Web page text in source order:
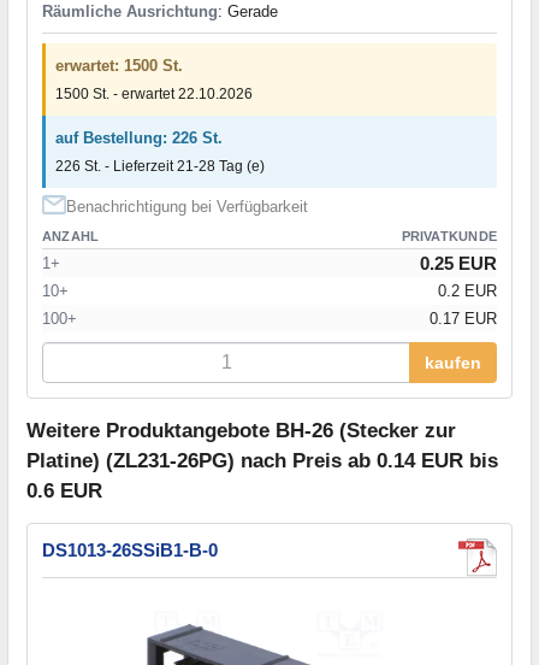
Räumliche Ausrichtung: Gerade
erwartet: 1500 St.
1500 St. - erwartet 22.10.2026
auf Bestellung: 226 St.
226 St. - Lieferzeit 21-28 Tag (e)
Benachrichtigung bei Verfügbarkeit
ANZAHL PRIVATKUNDE
1+ 0.25 EUR
10+
0.2 EUR
100+
0.17 EUR
kaufen
Weitere Produktangebote BH-26 (Stecker zur
Platine) (ZL231-26PG) nach Preis ab 0.14 EUR bis
0.6 EUR
DS1013-26SSiB1-B-0